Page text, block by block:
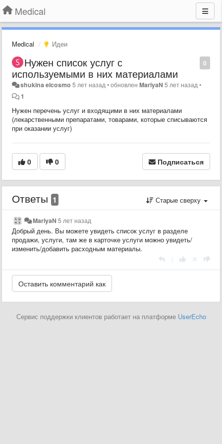
Medical
Medical Идеи
0
Нужен список услуг с
используемыми в них материалами
shukina elcosmo 5 лет назад•обновленMariyaN 5 лет назад•
1
Нужен перечень услуг и входящими в них материалами
(лекарственными препаратами, товарами, которые списываются
при оказании услуг)
0 0 Подписаться
Ответы 1 Старые сверху
MariyaN 5 лет назад
Добрый день. Вы можете увидеть список услуг в разделе
продажи, услуги, там же в карточке услуги можно увидеть/
изменить/добавить расходным материалы.
Сервис поддержки клиентов работает на платформе UserEcho